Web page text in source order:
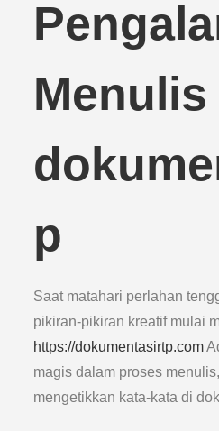
Menulis
p
Saat matahari perlahan
pikiran-pikiran kreatif mulai
https://dokumentasirtp.com
magis dalam proses
mengetikkan kata-kata di